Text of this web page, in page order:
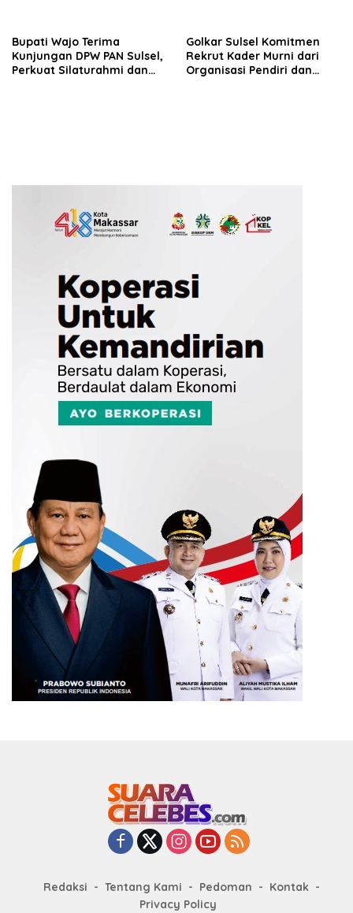
Bupati Wajo Terima
Kunjungan DPW PAN Sulsel,
Perkuat Silaturahmi dan
Golkar Sulsel Komitmen
Rekrut Kader Murni dari
Organisasi Pendiri dan
Redaksi Tentang Kami Pedoman
Kontak
Privacy Policy